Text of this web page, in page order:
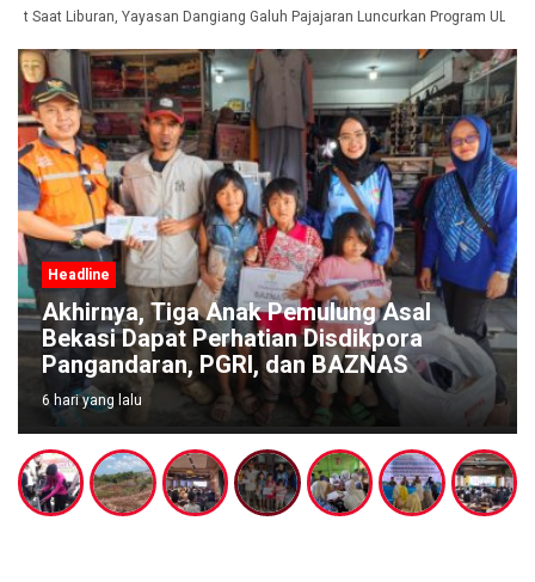
Saat Liburan, Yayasan Dangiang Galuh Pajajaran Luncurkan Program ULAS
Headline
Akhirnya, Tiga Anak Pemulung Asal
Bekasi Dapat Perhatian Disdikpora
Pangandaran, PGRI, dan BAZNAS
6 hari yang lalu